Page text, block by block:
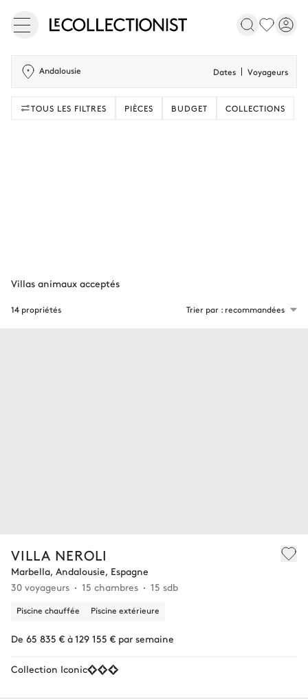
Andalousie Dates Voyageurs
TOUS LES FILTRES PIÈCES BUDGET COLLECTIONS
VILLA NEROLI
Marbella, Andalousie, Espagne
30 voyageurs
15 chambres 15 sdb
Piscine chauffée Piscine extérieure
De 65 835 € à 129 155 € par semaine
Collection Iconic
14 propriétés Trier par : recommandées
Villas animaux acceptés